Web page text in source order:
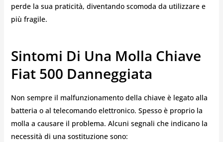
perde la sua praticità, diventando scomoda da utilizzare e
più fragile.
Sintomi Di Una Molla Chiave
Fiat 500 Danneggiata
Non sempre il malfunzionamento della chiave è legato alla
batteria o al telecomando elettronico. Spesso è proprio la
molla a causare il problema. Alcuni segnali che indicano la
necessità di una sostituzione sono: